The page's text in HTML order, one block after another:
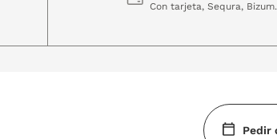
Con tarjeta, Sequra,
Pedir